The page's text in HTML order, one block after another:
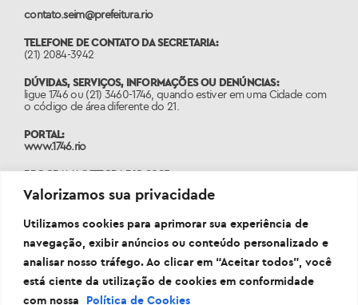
Valorizamos sua privacidade
Utilizamos cookies para aprimorar sua experiência de
navegação, exibir anúncios ou conteúdo personalizado e
analisar nosso tráfego. Ao clicar em “Aceitar todos”, você
está ciente da utilização de cookies em conformidade
com nossa
Política de Cookies
contato.seim@prefeitura.rio
TELEFONE DE CONTATO DA SECRETARIA:
(21) 2084-3942
DÚVIDAS, SERVIÇOS, INFORMAÇÕES OU DENÚNCIAS:
ligue 1746 ou (21) 3460-1746, quando estiver em uma Cidade com
o código de área diferente do 21.
PORTAL:
www.1746.rio
PROGRAMA INTEGRA RIO 2025
(E-mail oficial e exclusivo do edital Integra Rio 2025)